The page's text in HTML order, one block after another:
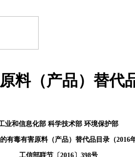
料（产品）替代
业和信息化部 科学技术部 环境保护部
有毒有害原料（产品）替代品目录（2016
工信部联节〔2016〕398号